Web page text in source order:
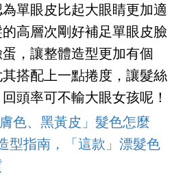
單眼皮比起大眼睛更加適
高層次剛好補足單眼皮臉
，讓整體造型更加有個
搭配上一點捲度，讓髮絲
頭率可不輸大眼女孩呢！
色、黑黃皮」髮色怎麼
型指南，「這款」漂髮色